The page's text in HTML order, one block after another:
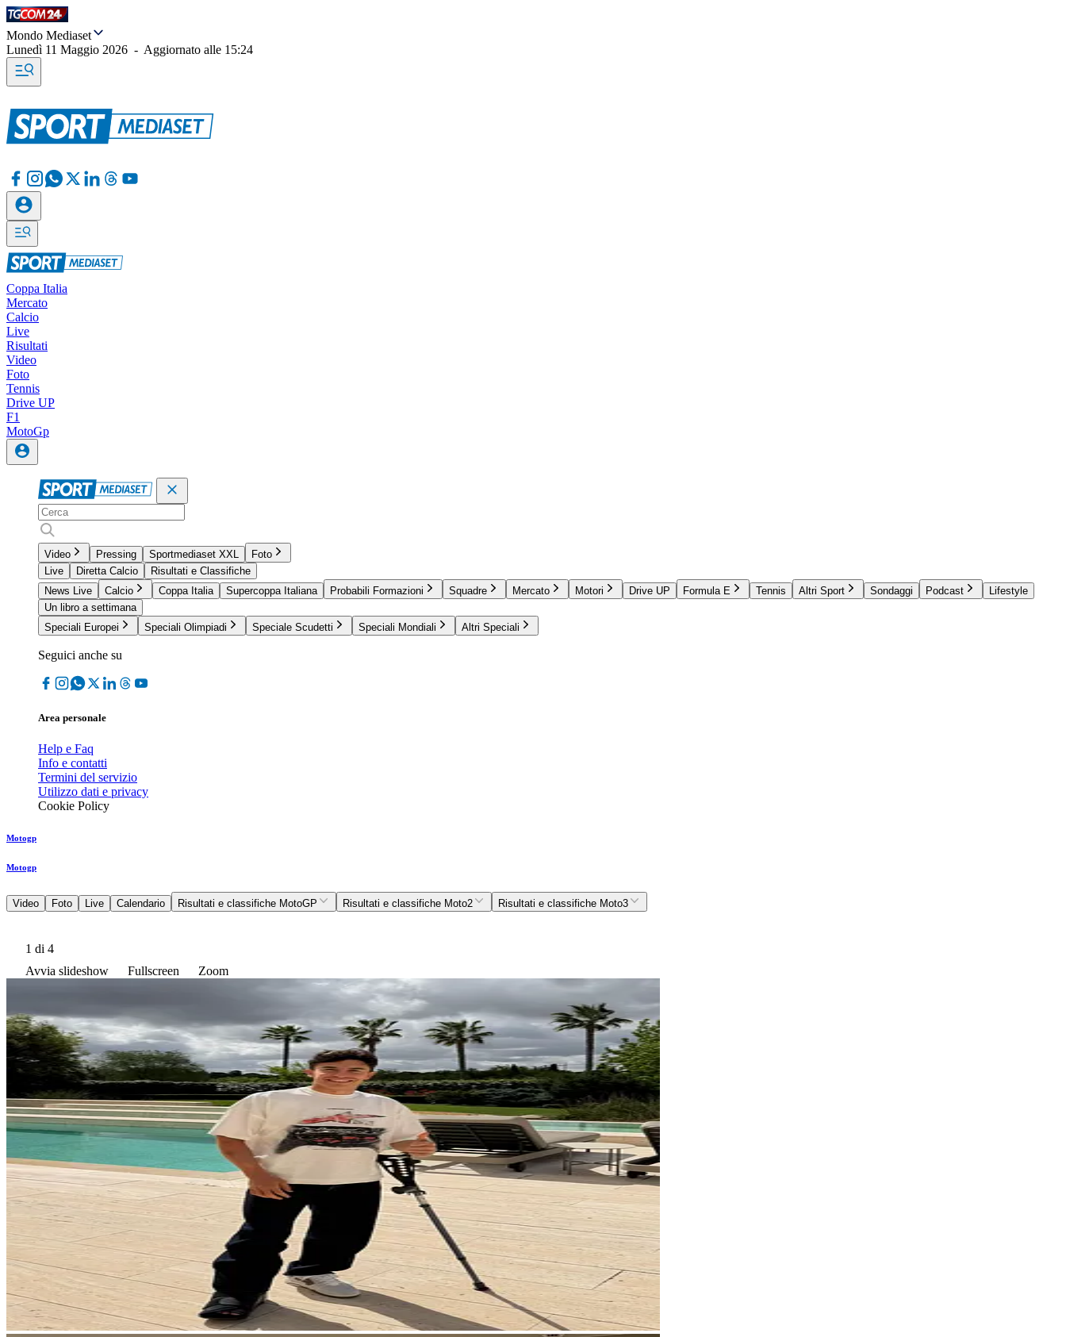
Mondo Mediaset
Lunedì 11 Maggio 2026 - Aggiornato alle 15:24
Coppa Italia
Mercato
Calcio
Live
Risultati
Video
Foto
Tennis
Drive UP
F1
MotoGp
Video Pressing Sportmediaset XXL
Foto
Live
Diretta Calcio
Risultati e Classifiche
News Live
Calcio Coppa Italia Supercoppa Italiana Probabili Formazioni Squadre Mercato Motori Drive UP Formula E Tennis Altri Sport Sondaggi Podcast
Lifestyle
Un libro a settimana
Speciali Europei
Speciali Olimpiadi Speciale Scudetti Speciali Mondiali Altri Speciali
Seguici anche su
Area personale
Help e Faq
Info e contatti
Termini del servizio
Utilizzo dati e privacy
Cookie Policy
Motogp
Motogp
Video Foto Live Calendario Risultati e classifiche MotoGP Risultati e classifiche Moto2 Risultati e classifiche Moto3
1 di 4
Avvia slideshow
Fullscreen Zoom